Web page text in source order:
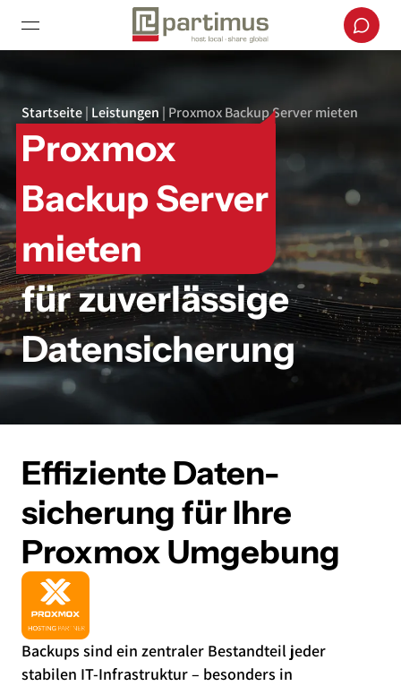
Startseite| Leistungen | Proxmox Backup Server mieten
Proxmox
Backup Server
mieten
für zuverlässige
Datensicherung
Effiziente Daten-
sicherung für Ihre
Proxmox Umgebung
Backups sind ein zentraler Bestandteil jeder
stabilen IT-Infrastruktur – besonders in